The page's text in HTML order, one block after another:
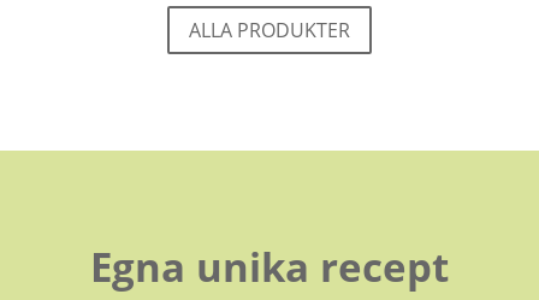
ALLA PRODUKTER
Egna unika recept